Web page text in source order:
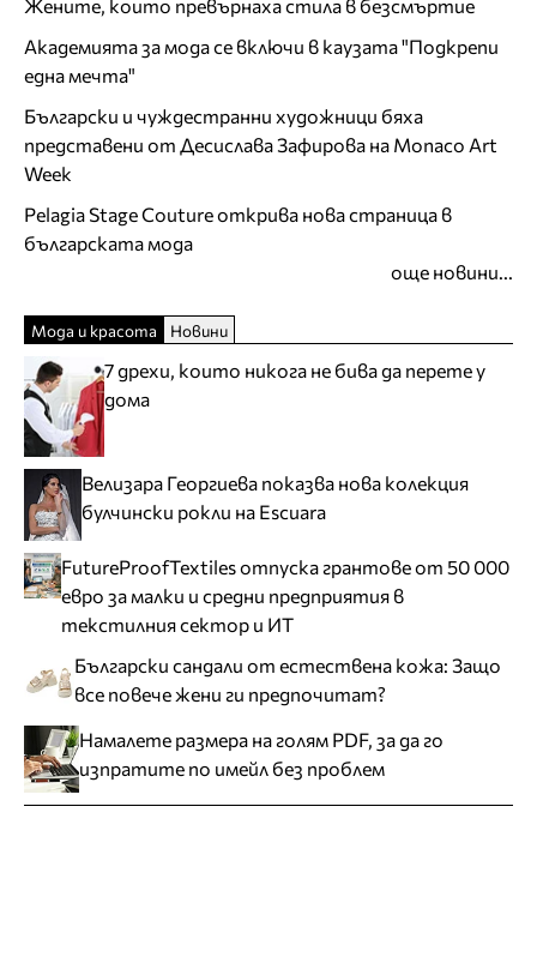
Жените, които превърнаха стила в безсмъртие
Академията за мода се включи в каузата "Подкрепи
една мечта"
Български и чуждестранни художници бяха
представени от Десислава Зафирова на Monaco Art
Week
Pelagia Stage Couture открива нова страница в
българската мода
още новини...
Мода и красота Новини
7 дрехи, които никога не бива да перете у
дома
Велизара Георгиева показва нова колекция
булчински рокли на Escuara
FutureProofTextiles отпуска грантове от 50 000
евро за малки и средни предприятия в
текстилния сектор и ИТ
Български сандали от естествена кожа: Защо
все повече жени ги предпочитат?
Намалете размера на голям PDF, за да го
изпратите по имейл без проблем